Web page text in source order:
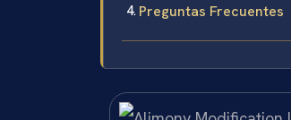
Preguntas Frecuentes